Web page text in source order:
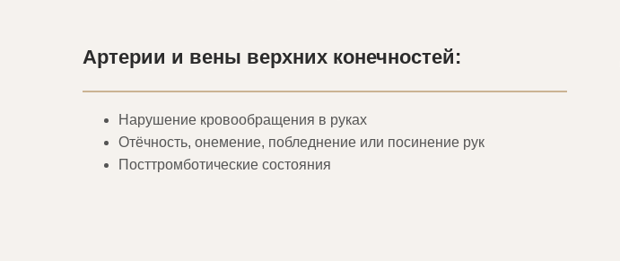
Артерии и вены верхних конечностей:
Нарушение кровообращения в руках
Отёчность, онемение, побледнение или посинение рук
Посттромботические состояния